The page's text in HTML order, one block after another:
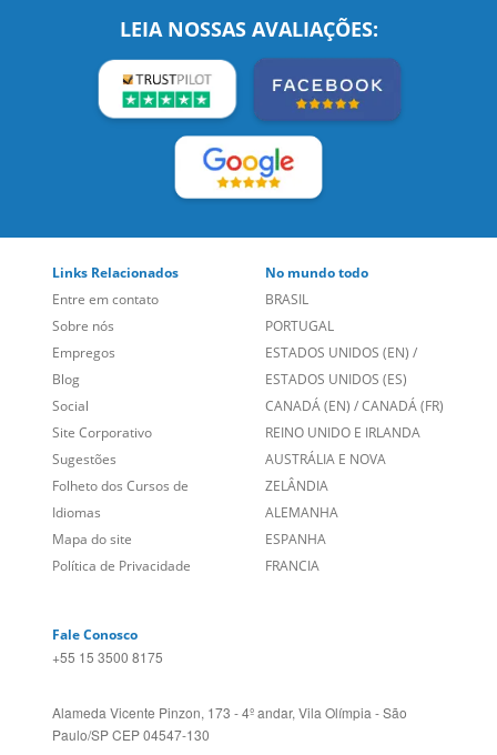
LEIA NOSSAS AVALIAÇÕES:
Links Relacionados
Entre em contato
Sobre nós
Empregos
Blog
Social
Site Corporativo
Sugestões
Folheto dos Cursos de
Idiomas
Mapa do site
Política de Privacidade
No mundo todo
BRASIL
PORTUGAL
ESTADOS UNIDOS (EN) /
ESTADOS UNIDOS (ES)
CANADÁ (EN) /CANADÁ (FR)
REINO UNIDO E IRLANDA
AUSTRÁLIA E NOVA
ZELÂNDIA
ALEMANHA
ESPANHA
FRANCIA
Fale Conosco
+55 15 3500 8175
Alameda Vicente Pinzon, 173 - 4º andar, Vila Olímpia - São
Paulo/SP CEP 04547-130